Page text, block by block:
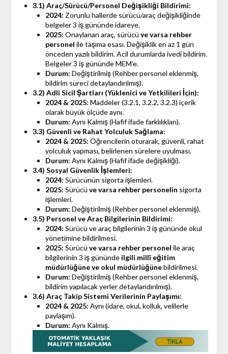
3.1) Araç/Sürücü/Personel Değişikliği Bildirimi:
2024: Zorunlu hallerde sürücü/araç değişikliğinde
belgeler 3 iş gününde idareye.
2025: Onaylanan araç, sürücü ve varsa rehber
personel ile taşıma esası. Değişiklik en az 1 gün
önceden yazılı bildirim. Acil durumlarda ivedi bildirim.
Belgeler 3 iş gününde MEM’e.
Durum: Değiştirilmiş (Rehber personel eklenmiş,
bildirim süreci detaylandırılmış).
3.2) Adli Sicil Şartları (Yüklenici ve Yetkilileri İçin):
2024 & 2025: Maddeler (3.2.1, 3.2.2, 3.2.3) içerik
olarak büyük ölçüde aynı.
Durum: Aynı Kalmış (Hafif ifade farklılıkları).
3.3) Güvenli ve Rahat Yolculuk Sağlama:
2024 & 2025: Öğrencilerin oturarak, güvenli, rahat
yolculuk yapması, belirlenen sürelere uyulması.
Durum: Aynı Kalmış (Hafif ifade değişikliği).
3.4) Sosyal Güvenlik İşlemleri:
2024: Sürücünün sigorta işlemleri.
2025: Sürücü ve varsa rehber personelin sigorta
işlemleri.
Durum: Değiştirilmiş (Rehber personel eklenmiş).
3.5) Personel ve Araç Bilgilerinin Bildirimi:
2024: Sürücü ve araç bilgilerinin 3 iş gününde okul
yönetimine bildirilmesi.
2025: Sürücü ve varsa rehber personel ile araç
bilgilerinin 3 iş gününde ilgili millî eğitim
müdürlüğüne ve okul müdürlüğünebildirilmesi.
Durum: Değiştirilmiş (Rehber personel eklenmiş,
bildirim yapılacak yerler detaylandırılmış).
3.6) Araç Takip Sistemi Verilerinin Paylaşımı:
2024 & 2025: Aynı (idare, okul, kolluk, velilerle
paylaşım).
Durum: Aynı Kalmış.